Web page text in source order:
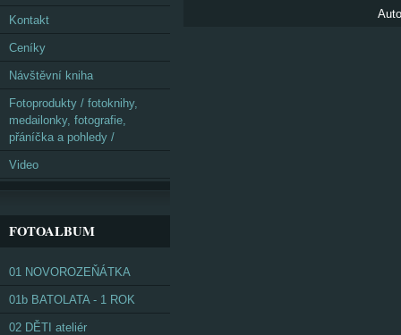
Kontakt
Ceníky
Návštěvní kniha
Fotoprodukty / fotoknihy,
medailonky, fotografie,
přáníčka a pohledy /
Video
FOTOALBUM
01 NOVOROZEŇÁTKA
01b BATOLATA - 1 ROK
02 DĚTI ateliér